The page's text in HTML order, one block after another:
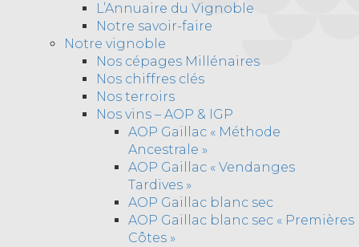
L’Annuaire du Vignoble
Notre savoir-faire
Notre vignoble
Nos cépages Millénaires
Nos chiffres clés
Nos terroirs
Nos vins – AOP & IGP
AOP Gaillac « Méthode
Ancestrale »
AOP Gaillac « Vendanges
Tardives »
AOP Gaillac blanc sec
AOP Gaillac blanc sec « Premières
Côtes »